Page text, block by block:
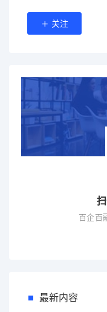
关注
百企百
最新内容